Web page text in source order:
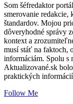
Som šéfredaktor
smerovanie redakcie,
štandardov. Mojou
dôveryhodné správy
kontext a
musí stáť na faktoch,
informáciám. Spolu s
Aktualizované.sk
praktických
Follow Me